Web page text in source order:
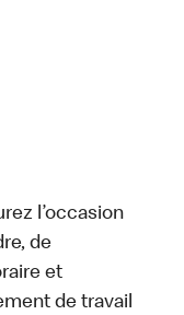
l’occasion
de
et
de travail